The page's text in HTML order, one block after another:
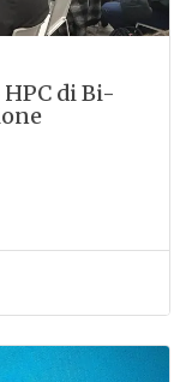
di Bi-